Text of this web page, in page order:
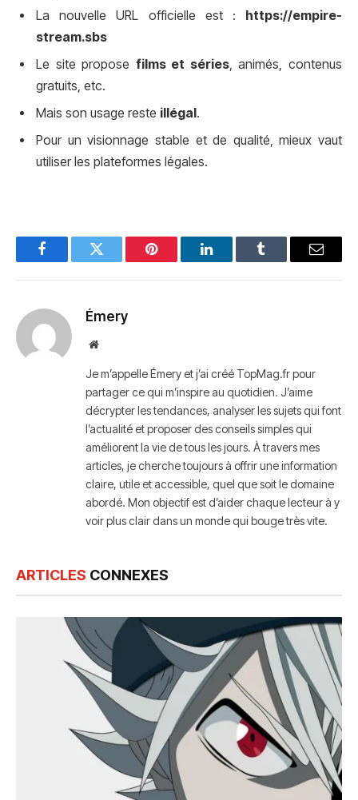
La nouvelle URL officielle est :
https://empire-
stream.sbs
Le site propose films et séries, animés, contenus
gratuits, etc.
Mais son usage reste illégal .
Pour un visionnage stable et de qualité, mieux vaut
utiliser les plateformes légales.
FacebookTwitter Pinterest LinkedInTumblr Email
Émery
Website
Je m’appelle Émery et j’ai créé TopMag.fr pour
partager ce qui m’inspire au quotidien. J’aime
décrypter les tendances, analyser les sujets qui font
l’actualité et proposer des conseils simples qui
améliorent la vie de tous les jours. À travers mes
articles, je cherche toujours à offrir une information
claire, utile et accessible, quel que soit le domaine
abordé. Mon objectif est d’aider chaque lecteur à y
voir plus clair dans un monde qui bouge très vite.
ARTICLES CONNEXES